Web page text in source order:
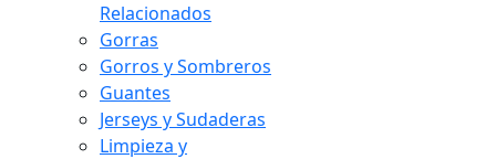
Relacionados
Gorras
Gorros y Sombreros
Guantes
Jerseys y Sudaderas
Limpieza y